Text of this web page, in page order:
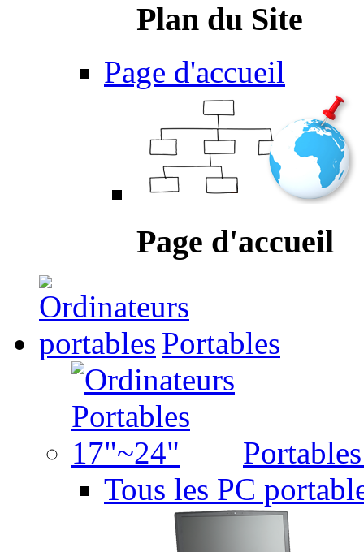
Plan du Site
Page d'accueil
Page d'accueil
Portables
Tous les PC